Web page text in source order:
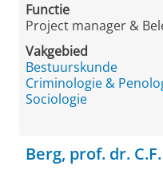
Functie
Project manager &
Vakgebied
Bestuurskunde
Criminologie &
Sociologie
Berg, prof. dr.